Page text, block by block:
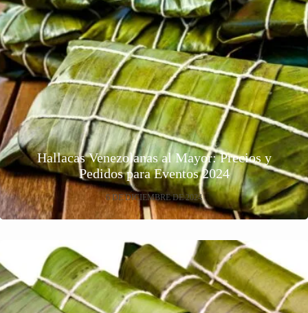
Hallacas Venezolanas al Mayor: Precios y
Pedidos para Eventos 2024
6 DE DICIEMBRE DE 2024